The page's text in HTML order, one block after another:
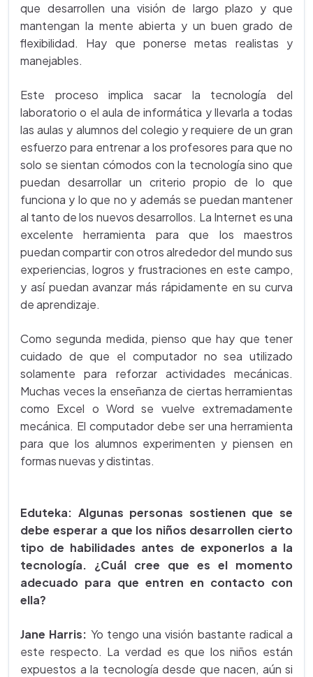
que desarrollen una visión de largo plazo y que
mantengan la mente abierta y un buen grado de
flexibilidad. Hay que ponerse metas realistas y
manejables.
Este proceso implica sacar la tecnología del
laboratorio o el aula de informática y llevarla a todas
las aulas y alumnos del colegio y requiere de un gran
esfuerzo para entrenar a los profesores para que no
solo se sientan cómodos con la tecnología sino que
puedan desarrollar un criterio propio de lo que
funciona y lo que no y además se puedan mantener
al tanto de los nuevos desarrollos. La Internet es una
excelente herramienta para que los maestros
puedan compartir con otros alrededor del mundo sus
experiencias, logros y frustraciones en este campo,
y así puedan avanzar más rápidamente en su curva
de aprendizaje.
Como segunda medida, pienso que hay que tener
cuidado de que el computador no sea utilizado
solamente para reforzar actividades mecánicas.
Muchas veces la enseñanza de ciertas herramientas
como Excel o Word se vuelve extremadamente
mecánica. El computador debe ser una herramienta
para que los alumnos experimenten y piensen en
formas nuevas y distintas.
Eduteka: Algunas personas sostienen que se
debe esperar a que los niños desarrollen cierto
tipo de habilidades antes de exponerlos a la
tecnología. ¿Cuál cree que es el momento
adecuado para que entren en contacto con
ella?
Jane Harris: Yo tengo una visión bastante radical a
este respecto. La verdad es que los niños están
expuestos a la tecnología desde que nacen, aún si